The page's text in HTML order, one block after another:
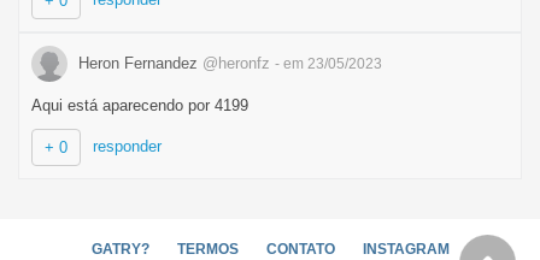
Heron Fernandez @heronfz - em 23/05/2023
Aqui está aparecendo por 4199
+ 0 responder
GATRY? TERMOS CONTATO INSTAGRAM